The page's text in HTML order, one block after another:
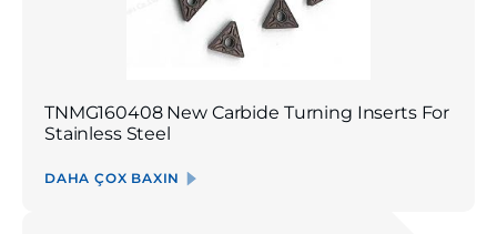
TNMG160408 New Carbide Turning Inserts For
Stainless Steel
DAHA ÇOX BAXIN